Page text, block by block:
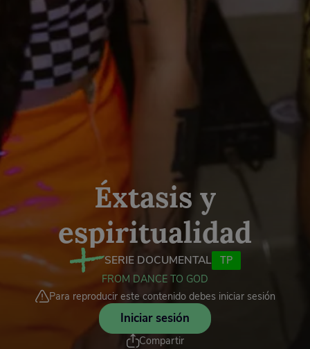
Éxtasis y
espiritualidad
SERIE DOCUMENTAL
TP
FROM DANCE TO GOD
Para reproducir este contenido debes iniciar sesión
Iniciar sesión
Compartir